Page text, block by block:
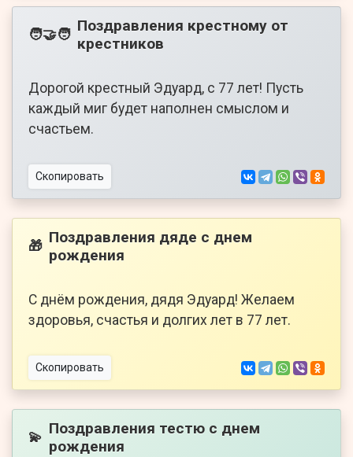
🧑‍🤝‍🧑 Поздравления крестному от
крестников
Дорогой крестный Эдуард, с 77 лет! Пусть
каждый миг будет наполнен смыслом и
счастьем.
Скопировать
🎁 Поздравления дяде с днем
рождения
С днём рождения, дядя Эдуард! Желаем
здоровья, счастья и долгих лет в 77 лет.
Скопировать
💫 Поздравления тестю с днем
рождения